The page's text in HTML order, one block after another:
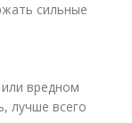
сильные
вредном
лучше всего